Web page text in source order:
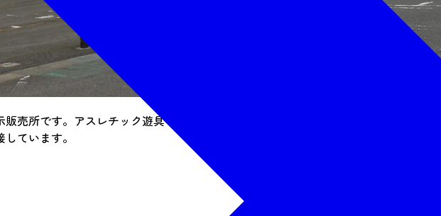
売所です。アスレチック遊具や人工芝のそり滑り台を楽しめるタカカツ万葉パークや
ています。